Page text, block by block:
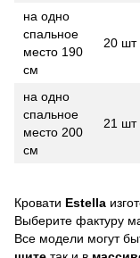
на одно
спальное
место 190
см
20 шт
на одно
спальное
место 200
см
21 шт
Кровати Estella
Выберите фактуру
Все модели могут